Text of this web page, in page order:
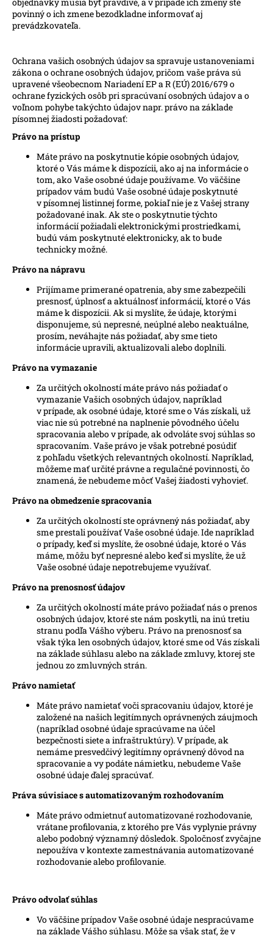
povinný o ich zmene bezodkladne informovať aj
prevádzkovateľa.
Ochrana vašich osobných údajov sa spravuje ustanoveniami
zákona o ochrane osobných údajov, pričom vaše práva sú
upravené všeobecnom Nariadení EP a R (EÚ) 2016/679 o
ochrane fyzických osôb pri spracúvaní osobných údajov a o
voľnom pohybe takýchto údajov napr. právo na základe
písomnej žiadosti požadovať:
Právo na prístup
Máte právo na poskytnutie kópie osobných údajov,
ktoré o Vás máme k dispozícii, ako aj na informácie o
tom, ako Vaše osobné údaje používame. Vo väčšine
prípadov vám budú Vaše osobné údaje poskytnuté
v písomnej listinnej forme, pokiaľ nie je z Vašej strany
požadované inak. Ak ste o poskytnutie týchto
informácií požiadali elektronickými prostriedkami,
budú vám poskytnuté elektronicky, ak to bude
technicky možné.
Právo na nápravu
Prijímame primerané opatrenia, aby sme zabezpečili
presnosť, úplnosť a aktuálnosť informácií, ktoré o Vás
máme k dispozícii. Ak si myslíte, že údaje, ktorými
disponujeme, sú nepresné, neúplné alebo neaktuálne,
prosím, neváhajte nás požiadať, aby sme tieto
informácie upravili, aktualizovali alebo doplnili.
Právo na vymazanie
Za určitých okolností máte právo nás požiadať o
vymazanie Vašich osobných údajov, napríklad
v prípade, ak osobné údaje, ktoré sme o Vás získali, už
viac nie sú potrebné na naplnenie pôvodného účelu
spracovania alebo v prípade, ak odvoláte svoj súhlas so
spracovaním. Vaše právo je však potrebné posúdiť
z pohľadu všetkých relevantných okolností. Napríklad,
môžeme mať určité právne a regulačné povinnosti, čo
znamená, že nebudeme môcť Vašej žiadosti vyhovieť.
Právo na obmedzenie spracovania
Za určitých okolností ste oprávnený nás požiadať, aby
sme prestali používať Vaše osobné údaje. Ide napríklad
o prípady, keď si myslíte, že osobné údaje, ktoré o Vás
máme, môžu byť nepresné alebo keď si myslíte, že už
Vaše osobné údaje nepotrebujeme využívať.
Právo na prenosnosť údajov
Za určitých okolností máte právo požiadať nás o prenos
osobných údajov, ktoré ste nám poskytli, na inú tretiu
stranu podľa Vášho výberu. Právo na prenosnosť sa
však týka len osobných údajov, ktoré sme od Vás získali
na základe súhlasu alebo na základe zmluvy, ktorej ste
jednou zo zmluvných strán.
Právo namietať
Máte právo namietať voči spracovaniu údajov, ktoré je
založené na našich legitímnych oprávnených záujmoch
(napríklad osobné údaje spracúvame na účel
bezpečnosti siete a infraštruktúry). V prípade, ak
nemáme presvedčivý legitímny oprávnený dôvod na
spracovanie a vy podáte námietku, nebudeme Vaše
osobné údaje ďalej spracúvať.
Práva súvisiace s automatizovaným rozhodovaním
Máte právo odmietnuť automatizované rozhodovanie,
vrátane profilovania, z ktorého pre Vás vyplynie právny
alebo podobný významný dôsledok. Spoločnosť zvyčajne
nepoužíva v kontexte zamestnávania automatizované
rozhodovanie alebo profilovanie.
Právo odvolať súhlas
Vo väčšine prípadov Vaše osobné údaje nespracúvame
na základe Vášho súhlasu. Môže sa však stať, že v